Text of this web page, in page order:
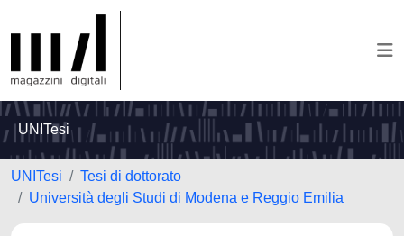
UNITesi
UNITesi
Tesi di dottorato
Università degli Studi di Modena e Reggio Emilia